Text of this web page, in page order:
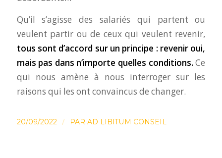
Qu’il s’agisse des salariés qui partent ou
veulent partir ou de ceux qui veulent revenir,
tous sont d’accord sur un principe : revenir oui,
mais pas dans n’importe quelles conditions. Ce
qui nous amène à nous interroger sur les
raisons qui les ont convaincus de changer.
20/09/2022 / PAR AD LIBITUM CONSEIL